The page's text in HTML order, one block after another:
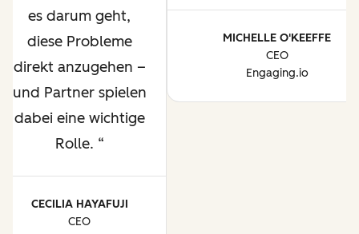
es darum geht,
diese Probleme
direkt anzugehen –
und Partner spielen
dabei eine wichtige
Rolle.
CECILIA HAYAFUJI
CEO
MICHELLE O'KEEFFE
CEO
Engaging.io